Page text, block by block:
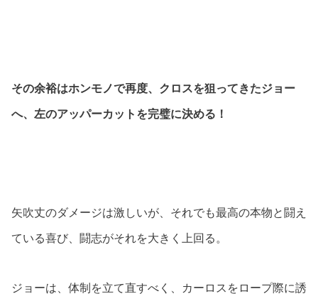
その余裕はホンモノで再度、クロスを狙ってきたジョー
へ、左のアッパーカットを完璧に決める！
矢吹丈のダメージは激しいが、それでも最高の本物と闘え
ている喜び、闘志がそれを大きく上回る。
ジョーは、体制を立て直すべく、カーロスをロープ際に誘